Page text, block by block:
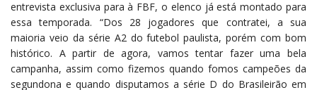
entrevista exclusiva para à FBF, o elenco já está montado para
essa temporada. “Dos 28 jogadores que contratei, a sua
maioria veio da série A2 do futebol paulista, porém com bom
histórico. A partir de agora, vamos tentar fazer uma bela
campanha, assim como fizemos quando fomos campeões da
segundona e quando disputamos a série D do Brasileirão em